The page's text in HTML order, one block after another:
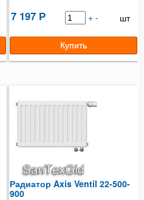
7 197 Р + - шт
Радиатор Axis Ventil 22-500-
900